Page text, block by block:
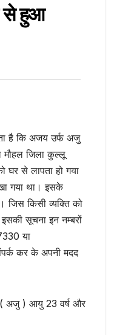
से हुआ
है कि अजय उर्फ अजु
मौहल जिला कुल्लू
घर से लापता हो गया
गया था। इसके
जिस किसी व्यक्ति को
सूचना इन नम्बरों
या
कर के अपनी मदद
( अजु ) आयु 23 वर्ष और